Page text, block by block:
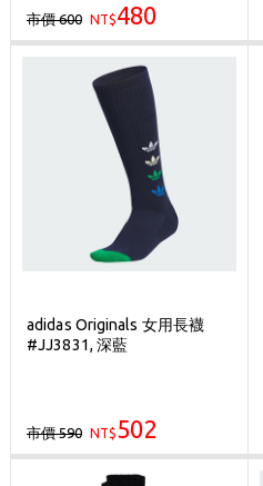
市價 600 NT$480
adidas Originals 女用長襪
#JJ3831, 深藍
市價 590 NT$502